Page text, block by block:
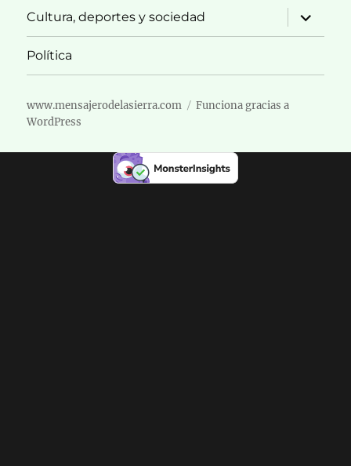
Cultura, deportes y sociedad
expande
el
menú
Política
www.mensajerodelasierra.com
Funciona gracias a
WordPress